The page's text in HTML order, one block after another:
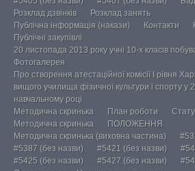
Розклад дзвінків
Розклад занять
Публічна інформація (накази)
Контакти
Публічні закупівлі
20 листопада 2013 року учні 10-х класів
Фотогалерея
Про створення атестаційної комісії І рівня
вищого училища фізичної культури і спорту у
навчальному році
Методична скринька
План роботи
Методична скринька
ПОЛОЖЕННЯ
Методична скринька (виховна частина)
#5387 (без назви)
#5421 (без назви)
#5425 (без назви)
#5427 (без назви)